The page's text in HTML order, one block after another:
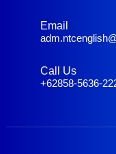
Email
Call Us
+62858-5636-